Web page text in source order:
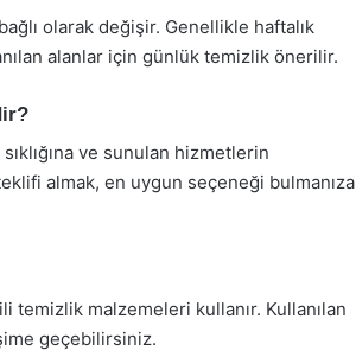
olarak değişir. Genellikle haftalık
alanlar için günlük temizlik önerilir.
ve sunulan hizmetlerin
almak, en uygun seçeneği bulmanıza
malzemeleri kullanır. Kullanılan
geçebilirsiniz.